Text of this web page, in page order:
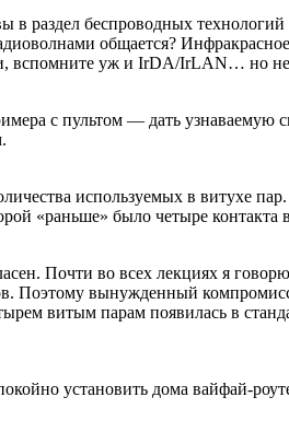
раздел беспроводных
общается?
вспомните уж и IrDA/IrLAN… но не
с пультом — дать узнаваемую
используемых в витухе
«раньше» было четыре контакта
Почти во всех лекциях я
Поэтому вынужденный
витым парам появилась в
установить дома вайфай-